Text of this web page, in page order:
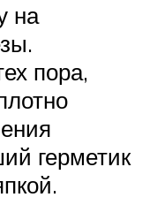
на
пора,
герметик